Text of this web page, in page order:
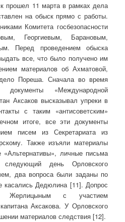
прошел 11 марта в рамках дела
на обыск прямо с работы.
Комитета госбезопасности
Георгиевым, Барановым,
Перед проведением обыска
все, что было получено им
материалов об Ахматовой,
Пореша. Сначала во время
«Международной
Аксаков высказывал упреки в
с таким «антисоветским»
итоге, все эти документы
писем из Секретариата из
Также изъяли материалы
личные письма
день Орловского
два вопроса были заданы по
касались Дедюлина [11]. Допрос
Жерлицыным с участием
Аксакова. У Орловского
материалов следствия [12].